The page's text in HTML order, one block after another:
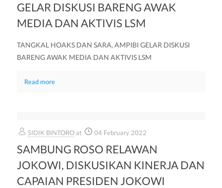
GELAR DISKUSI BARENG AWAK
MEDIA DAN AKTIVIS LSM
TANGKAL HOAKS DAN SARA, AMPIBI GELAR DISKUSI
BARENG AWAK MEDIA DAN AKTIVIS LSM
Read more
SIDIK BINTORO at 04 February 2022
SAMBUNG ROSO RELAWAN
JOKOWI, DISKUSIKAN KINERJA DAN
CAPAIAN PRESIDEN JOKOWI